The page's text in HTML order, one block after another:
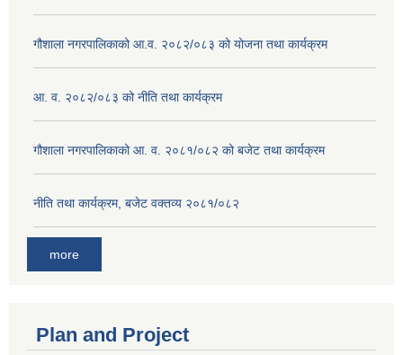
गौशाला नगरपालिकाको आ.व. २०८२/०८३ को योजना तथा कार्यक्रम
आ. व. २०८२/०८३ को नीति तथा कार्यक्रम
गौशाला नगरपालिकाको आ. व. २०८१/०८२ को बजेट तथा कार्यक्रम
नीति तथा कार्यक्रम, बजेट वक्तव्य २०८१/०८२
more
Plan and Project